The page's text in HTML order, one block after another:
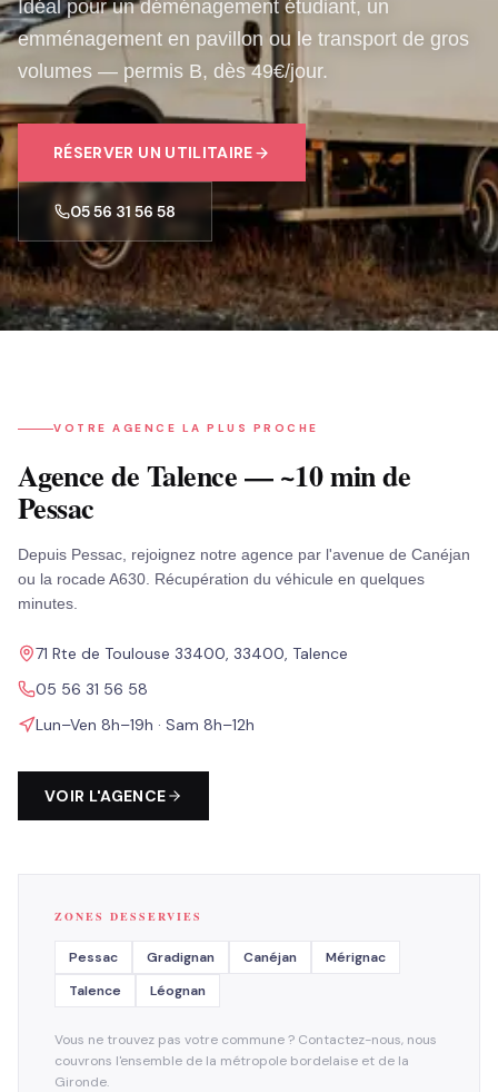
Idéal pour un déménagement étudiant, un
emménagement en pavillon ou le transport de gros
volumes — permis B, dès 49€/jour.
RÉSERVER UN UTILITAIRE
05 56 31 56 58
VOTRE AGENCE LA PLUS PROCHE
Agence de Talence — ~10 min de
Pessac
Depuis Pessac, rejoignez notre agence par l'avenue de Canéjan
ou la rocade A630. Récupération du véhicule en quelques
minutes.
71 Rte de Toulouse 33400, 33400, Talence
05 56 31 56 58
Lun–Ven 8h–19h · Sam 8h–12h
VOIR L'AGENCE
ZONES DESSERVIES
Pessac Gradignan Canéjan
Mérignac
Talence
Léognan
Vous ne trouvez pas votre commune ? Contactez-nous, nous
couvrons l'ensemble de la métropole bordelaise et de la
Gironde.